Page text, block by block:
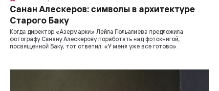
Санан Алескеров: символы в архитектуре
Старого Баку
Когда директор «Азермарки» Лейла Гюльалиева предложила
фотографу Санану Алескерову поработать над фотокнигой,
посвященной Баку, тот ответил: «У меня уже все готово».